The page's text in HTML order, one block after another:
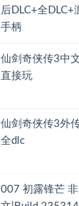
后DLC+全
手柄
仙剑奇侠传3中
直接玩
仙剑奇侠传3外
全dlc
007 初露锋芒